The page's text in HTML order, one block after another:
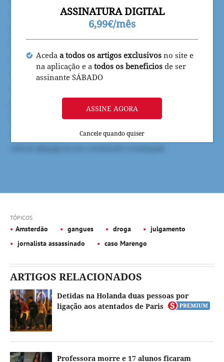
ASSINATURA DIGITAL
6,99€/mês
Aceda a todos os artigos exclusivos no site e
na aplicação e a todos os beneficios de ser
assinante SÁBADO
ASSINE AGORA
Cancele quando quiser
TÓPICOS
Amsterdão gangues droga
julgamento
jornalista assassinado
caso Marengo
ARTIGOS RELACIONADOS
Detidas na Holanda duas pessoas por
ligação aos atentados de Paris
Professora morre e 17 alunos ficaram